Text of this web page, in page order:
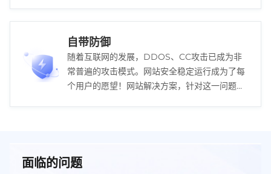
自带防御
随着互联网的发展，DDOS、CC攻击已成为非
常普遍的攻击模式。网站安全稳定运行成为了每
个用户的愿望！网站解决方案，针对这一问题，
面临的问题